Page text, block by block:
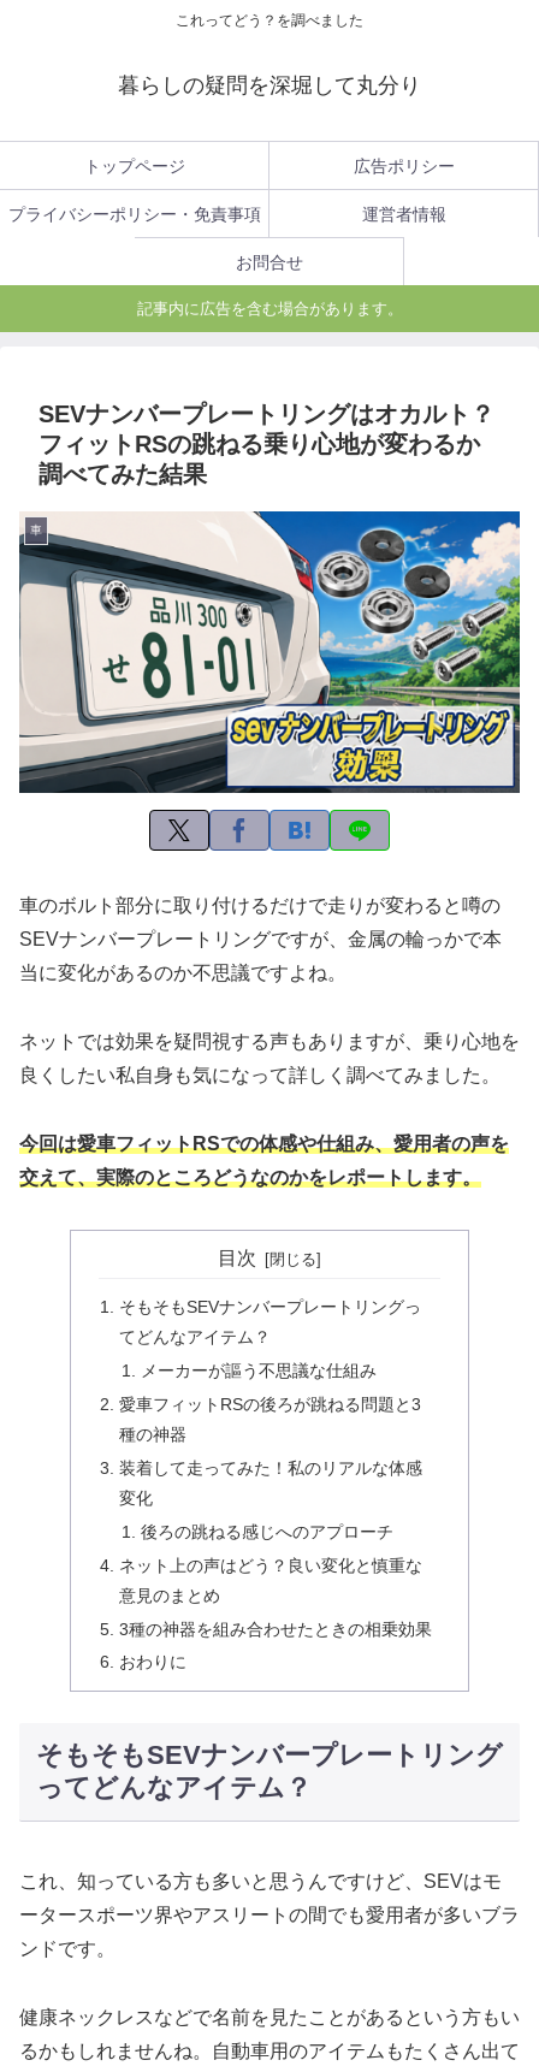
これってどう？を調べました
暮らしの疑問を深堀して丸分り
トップページ 広告ポリシー
プライバシーポリシー・免責事項 運営者情報
お問合せ
記事内に広告を含む場合があります。
SEVナンバープレートリングはオカルト？
フィットRSの跳ねる乗り心地が変わるか
調べてみた結果
車
車のボルト部分に取り付けるだけで走りが変わると噂の
SEVナンバープレートリングですが、金属の輪っかで本
当に変化があるのか不思議ですよね。
ネットでは効果を疑問視する声もありますが、乗り心地を
良くしたい私自身も気になって詳しく調べてみました。
今回は愛車フィットRSでの体感や仕組み、愛用者の声を
交えて、実際のところどうなのかをレポートします。
目次
そもそもSEVナンバープレートリングっ
てどんなアイテム？
メーカーが謳う不思議な仕組み
愛車フィットRSの後ろが跳ねる問題と3
種の神器
装着して走ってみた！私のリアルな体感
変化
後ろの跳ねる感じへのアプローチ
ネット上の声はどう？良い変化と慎重な
意見のまとめ
3種の神器を組み合わせたときの相乗効果
おわりに
そもそもSEVナンバープレートリング
ってどんなアイテム？
これ、知っている方も多いと思うんですけど、SEVはモ
ータースポーツ界やアスリートの間でも愛用者が多いブラ
ンドです。
健康ネックレスなどで名前を見たことがあるという方もい
るかもしれませんね。自動車用のアイテムもたくさん出て